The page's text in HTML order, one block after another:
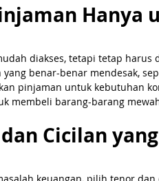
Hanya
diakses, tetapi tetap harus
benar-benar mendesak,
pinjaman untuk kebutuhan
membeli barang-barang
Cicilan
keuangan, pilih tenor